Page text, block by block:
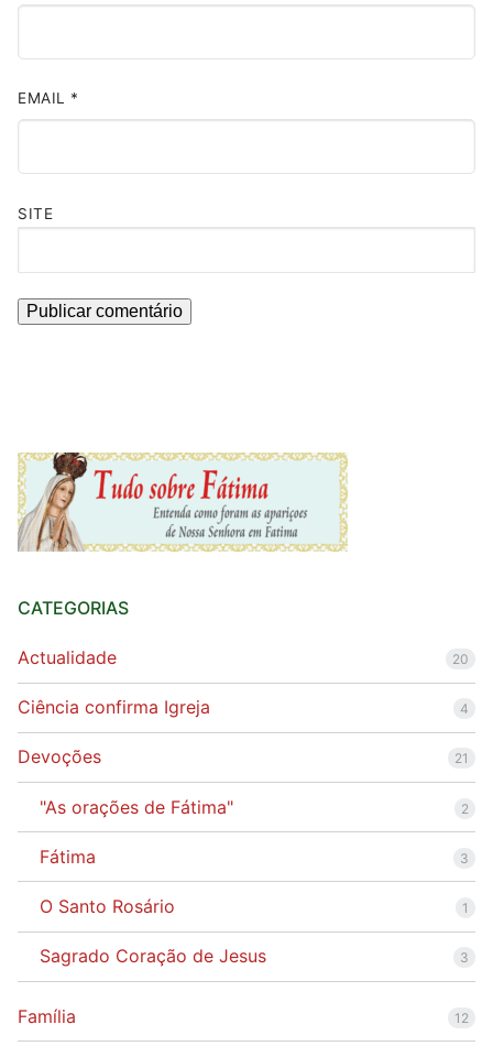
EMAIL *
SITE
CATEGORIAS
Actualidade 20
Ciência confirma Igreja 4
Devoções 21
"As orações de Fátima" 2
Fátima 3
O Santo Rosário 1
Sagrado Coração de Jesus 3
Família 12